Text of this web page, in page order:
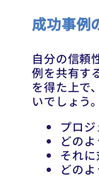
成功事例
自分の信頼
例を共有す
を得た上で
いでしょう。
プロ
どの
それ
どの